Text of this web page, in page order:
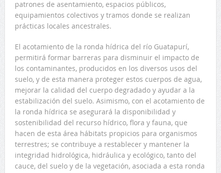
patrones de asentamiento, espacios públicos,
equipamientos colectivos y tramos donde se realizan
prácticas locales ancestrales.
El acotamiento de la ronda hídrica del río Guatapurí,
permitirá formar barreras para disminuir el impacto de
los contaminantes, producidos en los diversos usos del
suelo, y de esta manera proteger estos cuerpos de agua,
mejorar la calidad del cuerpo degradado y ayudar a la
estabilización del suelo. Asimismo, con el acotamiento de
la ronda hídrica se asegurará la disponibilidad y
sostenibilidad del recurso hídrico, flora y fauna, que
hacen de esta área hábitats propicios para organismos
terrestres; se contribuye a restablecer y mantener la
integridad hidrológica, hidráulica y ecológico, tanto del
cauce, del suelo y de la vegetación, asociada a esta ronda